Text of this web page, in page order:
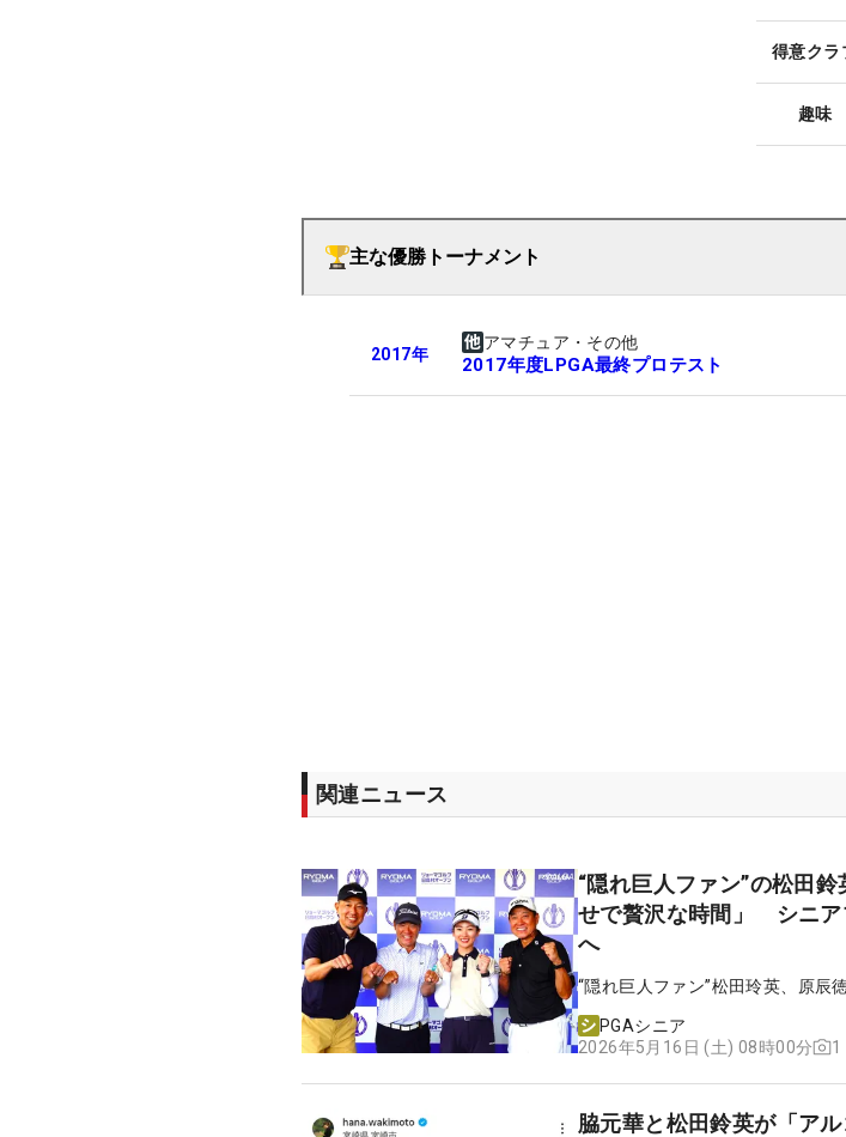
得意クラ
趣味
主な優勝トーナメント
2017年
アマチュア・その他
2017年度LPGA最終プロテスト
関連ニュース
“隠れ巨人ファン”の松田
せで贅沢な時間」 シニア
へ
“隠れ巨人ファン”松田玲英、原辰
PGAシニア
2026年5月16日 (土) 08時00分
1
脇元華と松田鈴英が「ア